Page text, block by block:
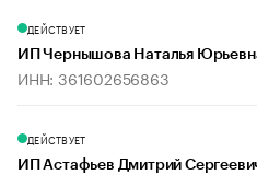
ДЕЙСТВУЕТ
ИП Чернышова Наталья
ИНН: 361602656863
ДЕЙСТВУЕТ
ИП Астафьев Дмитрий